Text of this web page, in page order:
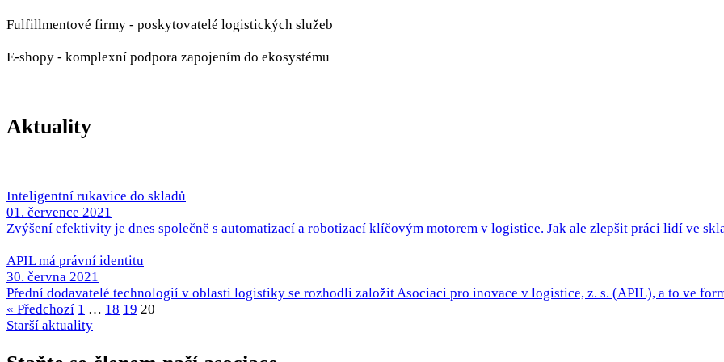
Fulfillmentové firmy - poskytovatelé logistických služeb
E-shopy - komplexní podpora zapojením do ekosystému
Aktuality
Inteligentní rukavice do skladů
01. července 2021
Zvýšení efektivity je dnes společně s automatizací a robotizací klíčovým motorem v logistice. Jak ale zlepšit práci lidí ve
APIL má právní identitu
30. června 2021
Přední dodavatelé technologií v oblasti logistiky se rozhodli založit Asociaci pro inovace v logistice, z. s. (APIL), a to ve
« Předchozí 1 … 18 19 20
Starší aktuality